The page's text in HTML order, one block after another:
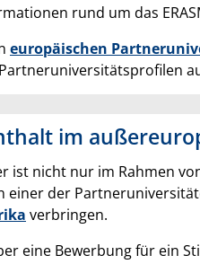
rund um das
europäischen
im
ist nicht nur im Rahmen
einer der
verbringen.
eine Bewerbung für ein